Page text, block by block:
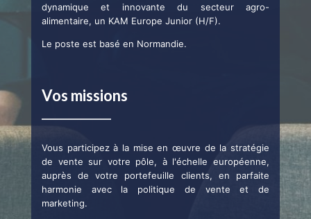
dynamique et innovante du secteur agro-
alimentaire, un KAM Europe Junior (H/F).
Le poste est basé en Normandie.
Vos missions
Vous participez à la mise en œuvre de la stratégie
de vente sur votre pôle, à l'échelle européenne,
auprès de votre portefeuille clients, en parfaite
harmonie avec la politique de vente et de
marketing.